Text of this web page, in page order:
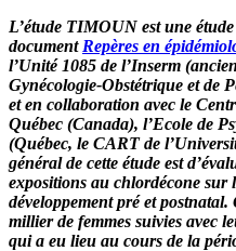
L’étude TIMOUN est une
document Repères en
l’Unité 1085 de l’Inserm
Gynécologie-Obstétrique et de
et en collaboration avec le
Québec (Canada), l’Ecole de
(Québec, le CART de
général de cette étude est
expositions au chlordécone sur
développement pré et postnatal.
millier de femmes suivies avec
qui a eu lieu au cours de la